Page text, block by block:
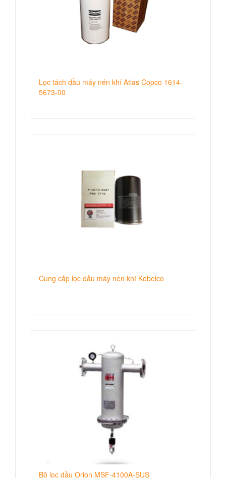
Lọc tách dầu máy nén khí Atlas Copco 1614-
5673-00
Cung cấp lọc dầu máy nén khí Kobelco
Bộ lọc dầu Orion MSF-4100A-SUS